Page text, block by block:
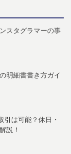
スタグラマーの事
明細書書き方ガイ
引は可能？休日・
説！